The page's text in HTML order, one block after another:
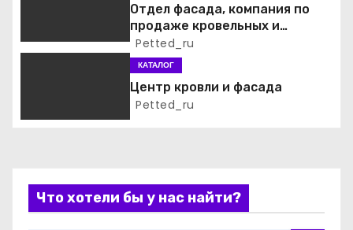
п
с
м
Отдел фасада, компания по
продаже кровельных и
фасадных материалов
Petted_ru
КАТАЛОГ
Центр кровли и фасада
Petted_ru
Что хотели бы у нас найти?